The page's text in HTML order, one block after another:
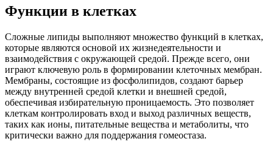
Функции в клетках
Сложные липиды выполняют множество функций в клетках,
которые являются основой их жизнедеятельности и
взаимодействия с окружающей средой. Прежде всего, они
играют ключевую роль в формировании клеточных мембран.
Мембраны, состоящие из фосфолипидов, создают барьер
между внутренней средой клетки и внешней средой,
обеспечивая избирательную проницаемость. Это позволяет
клеткам контролировать вход и выход различных веществ,
таких как ионы, питательные вещества и метаболиты, что
критически важно для поддержания гомеостаза.